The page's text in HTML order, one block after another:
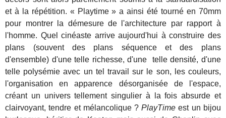
et à la répétition. « Playtime » a ainsi été tourné en 70mm
pour montrer la démesure de l'architecture par rapport à
l'homme. Quel cinéaste arrive aujourd'hui à construire des
plans (souvent des plans séquence et des plans
d'ensemble) d'une telle richesse, d'une telle densité, d'une
telle polysémie avec un tel travail sur le son, les couleurs,
l'organisation en apparence désorganisée de l'espace,
créant un univers tellement singulier à la fois absurde et
clairvoyant, tendre et mélancolique ? PlayTime est un bijou